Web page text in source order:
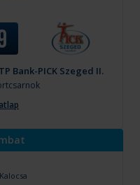
Bank-PICK Szeged II.